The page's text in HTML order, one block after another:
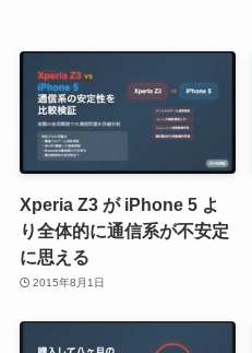
Xperia Z3 が iPhone 5 よ
り全体的に通信系が不安定
に思える
2015年8月1日